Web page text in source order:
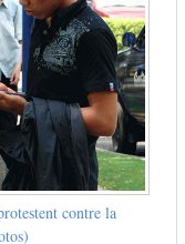
contre la